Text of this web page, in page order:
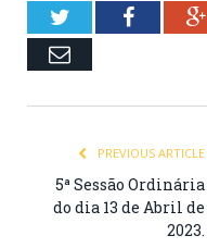
TwitterFacebook
Email
PREVIOUS ARTICLE
5ª Sessão Ordinária
do dia 13 de Abril de
2023.